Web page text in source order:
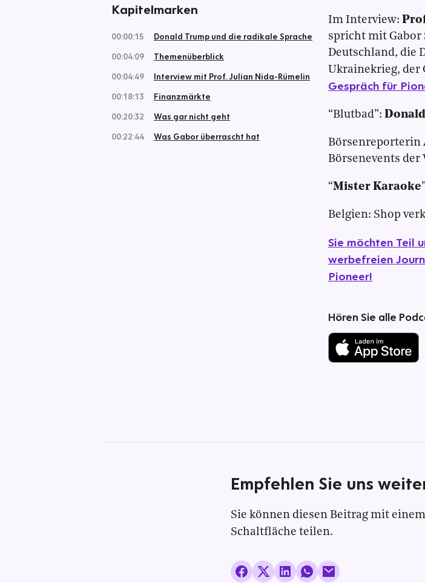
Kapitelmarken
00:00:15
Donald Trump und die radikale Sprache
00:04:09
Themenüberblick
00:04:49
Interview mit Prof. Julian Nida-Rümelin
00:18:13
Finanzmärkte
00:20:32
Was gar nicht geht
00:22:44
Was Gabor überrascht hat
Im Interview:
spricht mit Gabor
Deutschland, die
Ukrainekrieg, der
Gespräch für
“Blutbad”:
Börsenreporterin
Börsenevents der
“Mister Karaoke
Belgien: Shop
Sie möchten Teil
werbefreien
Pioneer!
Hören Sie alle
Empfehlen Sie uns
Sie können diesen Beitrag mit
Schaltfläche teilen.